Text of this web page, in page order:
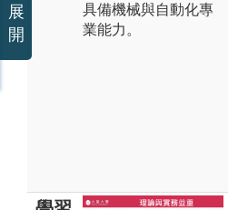
具備機械與自動化專
業能力。
展
開